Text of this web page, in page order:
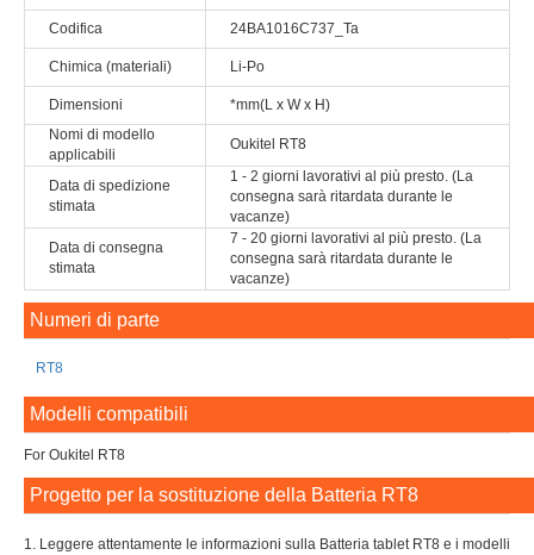
Codifica 24BA1016C737_Ta
Chimica (materiali) Li-Po
Dimensioni
*mm(L x W x H)
Nomi di modello
applicabili
Oukitel RT8
Data di spedizione
stimata
1 - 2 giorni lavorativi al più presto. (La
consegna sarà ritardata durante le
vacanze)
Data di consegna
stimata
7 - 20 giorni lavorativi al più presto. (La
consegna sarà ritardata durante le
vacanze)
Numeri di parte
RT8
Modelli compatibili
For Oukitel RT8
Progetto per la sostituzione della Batteria RT8
1. Leggere attentamente le informazioni sulla Batteria tablet RT8 e i modelli